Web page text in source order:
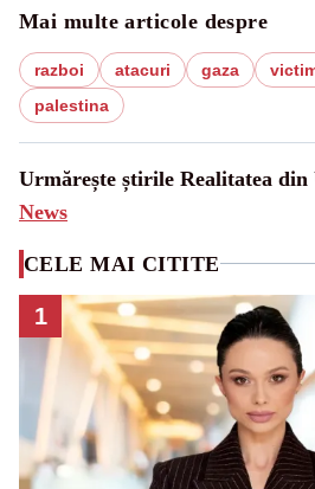
Mai multe articole despre
razboi atacuri gaza
palestina
Urmărește știrile Realitatea din
News
CELE MAI CITITE
1